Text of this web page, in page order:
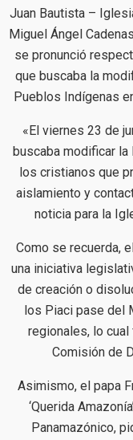
Juan Bautista –
Miguel Ángel
se pronunció
que buscaba la
Pueblos Indígenas
«El viernes 23 de
buscaba modificar
los cristianos que
aislamiento y
noticia para la
Como se recuerda,
una iniciativa
de creación o
los Piaci pase del
regionales, lo
Comisión de
Asimismo, el papa
‘Querida
Panamazónico,